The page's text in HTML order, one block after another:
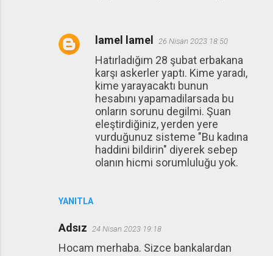
YANITLA
lamel lamel 26 Nisan 2023 18:50
Hatırladığım 28 şubat erbakana
karşı askerler yaptı. Kime yaradı,
kime yarayacaktı bunun
hesabını yapamadilarsada bu
onların sorunu degilmi. Şuan
eleştirdiğiniz, yerden yere
vurduğunuz sisteme "Bu kadına
haddini bildirin" diyerek sebep
olanın hicmi sorumluluğu yok.
Adsız 24 Nisan 2023 19:18
Hocam merhaba. Sizce bankalardan